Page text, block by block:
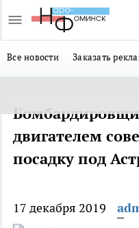
Все новости Заказать
двигателем
посадку под
17 декабря 2019